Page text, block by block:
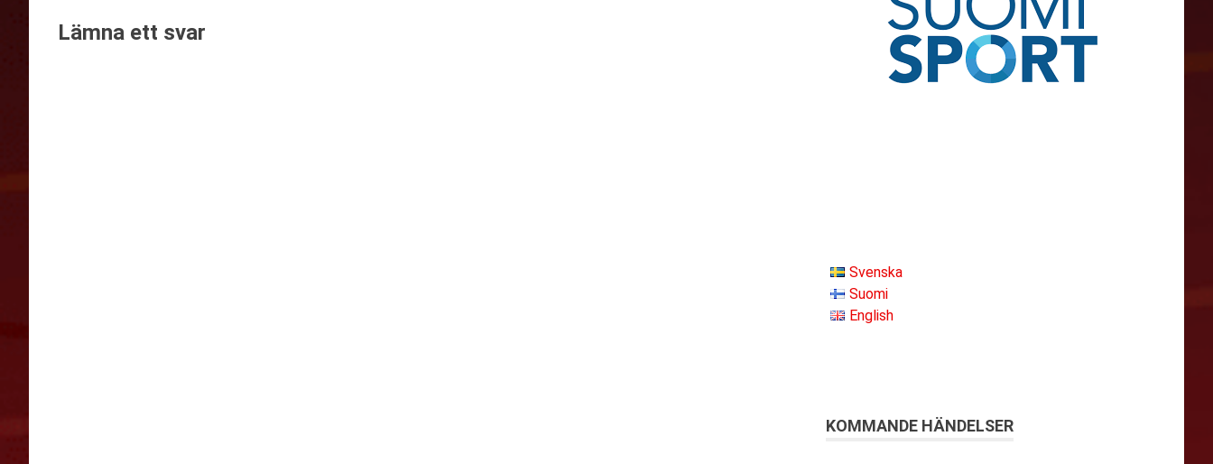
Lämna ett svar
Svenska
Suomi
English
KOMMANDE HÄNDELSER